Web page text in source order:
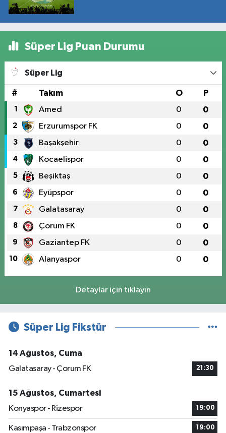
Süper Lig Puan Durumu
Süper Lig
# Takım O P
1 Amed 0 0
2 Erzurumspor FK 0 0
3 Başakşehir 0 0
4 Kocaelispor 0 0
5 Beşiktaş 0 0
6 Eyüpspor 0 0
7 Galatasaray 0 0
8 Çorum FK 0 0
9 Gaziantep FK 0 0
10 Alanyaspor 0 0
Detaylar için tıklayın
Süper Lig Fikstür
14 Ağustos, Cuma
Galatasaray - Çorum FK
21:30
15 Ağustos, Cumartesi
Konyaspor - Rizespor
19:00
Kasımpaşa - Trabzonspor 19:00